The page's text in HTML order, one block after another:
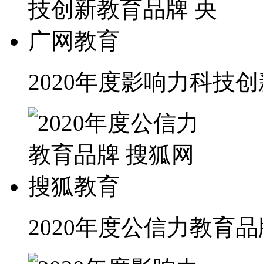
2020年度影响力科技
2020年度公信力教育